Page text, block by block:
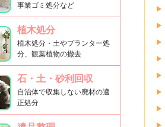
事業ゴミ処分など
植木処分
植木処分・土やプランター処
分、観葉植物の撤去
石・土・砂利回収
自治体で収集しない廃材の適
正処分